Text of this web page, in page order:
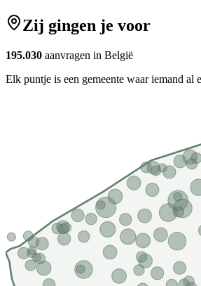
Zij gingen je voor
195.030 aanvragen in België
Elk puntje is een gemeente waar iemand